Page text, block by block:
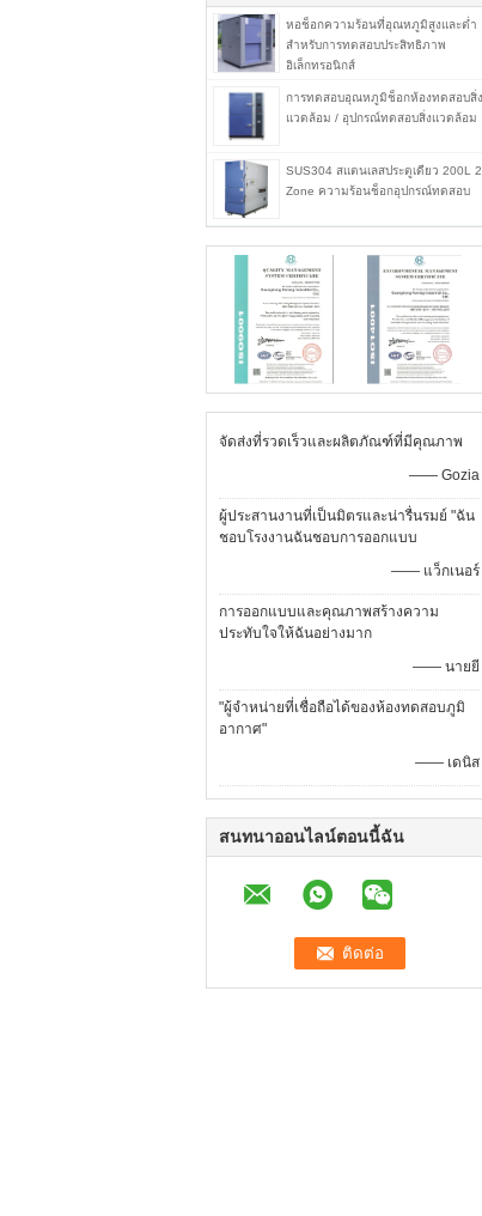
หอช็อกความร้อนที่อุณหภูมิสูงและต่ำ
สำหรับการทดสอบประสิทธิภาพ
อิเล็กทรอนิกส์
การทดสอบอุณหภูมิช็อกห้องทดสอบสิ่ง
แวดล้อม / อุปกรณ์ทดสอบสิ่งแวดล้อม
SUS304 สแตนเลสประตูเดียว 200L
Zone ความร้อนช็อกอุปกรณ์ทดสอบ
จัดส่งที่รวดเร็วและผลิตภัณฑ์ที่มีคุณภาพ
—— Gozia
ผู้ประสานงานที่เป็นมิตรและน่ารื่นรมย์ "ฉัน
ชอบโรงงานฉันชอบการออกแบบ
—— แว็กเนอร์
การออกแบบและคุณภาพสร้างความ
ประทับใจให้ฉันอย่างมาก
—— นายยี
"ผู้จำหน่ายที่เชื่อถือได้ของห้องทดสอบภูมิ
อากาศ"
—— เดนิส
สนทนาออนไลน์ตอนนี้ฉัน